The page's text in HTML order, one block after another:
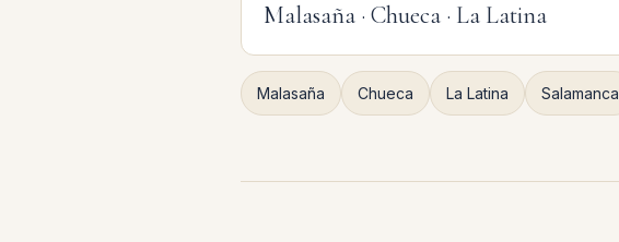
Malasaña · Chueca · La Latina
Malasaña Chueca La Latina Salamanca